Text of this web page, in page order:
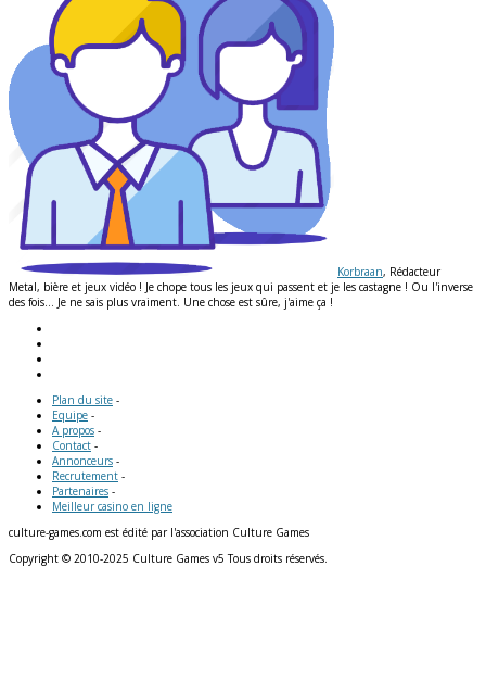
Korbraan, Rédacteur
Metal, bière et jeux vidéo ! Je chope tous les jeux qui passent et je les castagne ! Ou l'inverse
des fois... Je ne sais plus vraiment. Une chose est sûre, j'aime ça !
Plan du site -
Equipe -
A propos -
Contact -
Annonceurs -
Recrutement -
Partenaires -
Meilleur casino en ligne
culture-games.com est édité par l'association Culture Games
Copyright © 2010-2025 Culture Games v5 Tous droits réservés.